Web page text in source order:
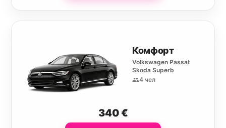
Комфорт
Volkswagen Passat
Skoda Superb
4 чел
340€